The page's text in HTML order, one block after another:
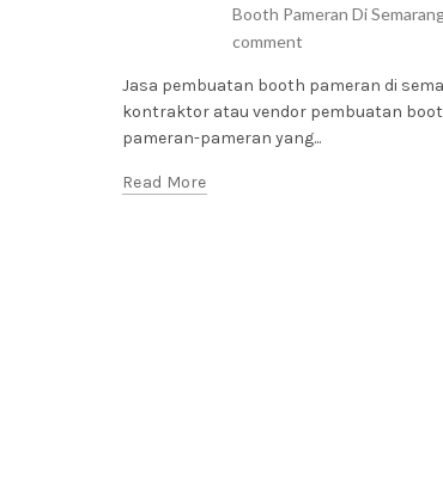
Booth Pameran Di
comment
Jasa pembuatan booth pameran di
kontraktor atau vendor pembuatan
pameran-pameran yang...
Read More